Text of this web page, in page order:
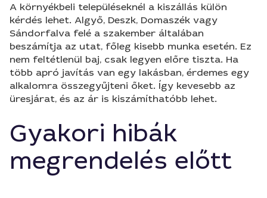
A környékbeli településeknél a kiszállás külön
kérdés lehet. Algyő, Deszk, Domaszék vagy
Sándorfalva felé a szakember általában
beszámítja az utat, főleg kisebb munka esetén. Ez
nem feltétlenül baj, csak legyen előre tiszta. Ha
több apró javítás van egy lakásban, érdemes egy
alkalomra összegyűjteni őket. Így kevesebb az
üresjárat, és az ár is kiszámíthatóbb lehet.
Gyakori hibák
megrendelés előtt